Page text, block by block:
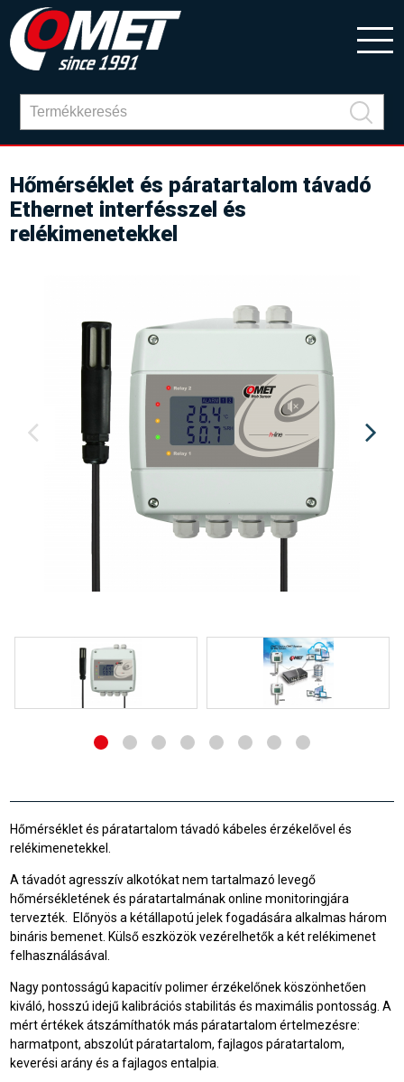
Hőmérséklet és páratartalom távadó
Ethernet interfésszel és
relékimenetekkel
Hőmérséklet és páratartalom távadó kábeles érzékelővel és
relékimenetekkel.
A távadót agresszív alkotókat nem tartalmazó levegő
hőmérsékletének és páratartalmának online monitoringjára
tervezték. Előnyös a kétállapotú jelek fogadására alkalmas három
bináris bemenet. Külső eszközök vezérelhetők a két relékimenet
felhasználásával.
Nagy pontosságú kapacitív polimer érzékelőnek köszönhetően
kiváló, hosszú idejű kalibrációs stabilitás és maximális pontosság. A
mért értékek átszámíthatók más páratartalom értelmezésre:
harmatpont, abszolút páratartalom, fajlagos páratartalom,
keverési arány és a fajlagos entalpia.